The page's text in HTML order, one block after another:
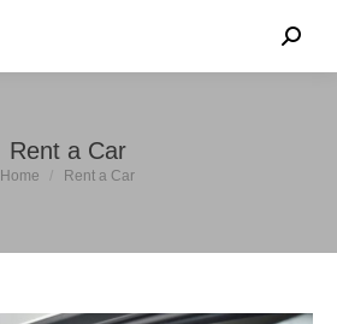
Rent a Car
You are here:
Home Rent a Car